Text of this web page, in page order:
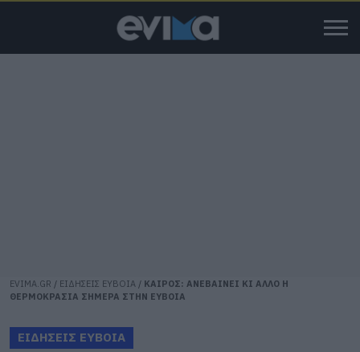
EVIMA.GR / ΕΙΔΗΣΕΙΣ ΕΥΒΟΙΑ / ΚΑΙΡΟΣ: ΑΝΕΒΑΙΝΕΙ ΚΙ ΑΛΛΟ Η
ΘΕΡΜΟΚΡΑΣΙΑ ΣΗΜΕΡΑ ΣΤΗΝ ΕΥΒΟΙΑ
ΕΙΔΗΣΕΙΣ ΕΥΒΟΙΑ